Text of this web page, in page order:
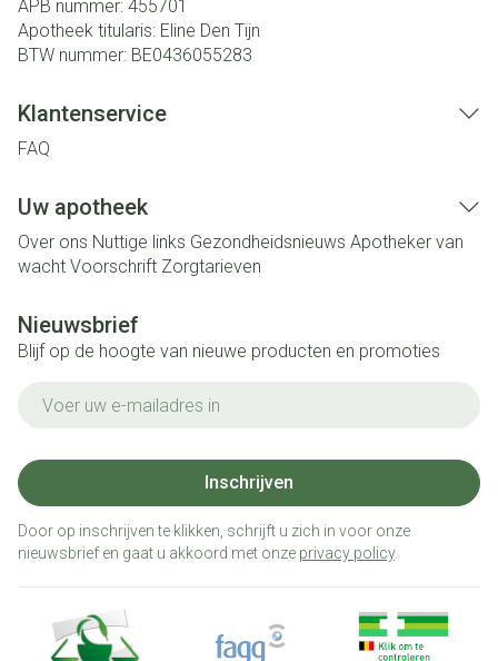
APB nummer: 455701
Apotheek titularis: Eline Den Tijn
BTW nummer: BE0436055283
Klantenservice
FAQ
Uw apotheek
Over ons Nuttige links Gezondheidsnieuws Apotheker van
wacht Voorschrift Zorgtarieven
Nieuwsbrief
Blijf op de hoogte van nieuwe producten en promoties
Inschrijven
Door op inschrijven te klikken, schrijft u zich in voor onze
nieuwsbrief en gaat u akkoord met onze privacy policy.